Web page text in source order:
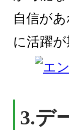
自信が
に活躍が
3.デ